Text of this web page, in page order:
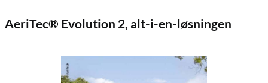
AeriTec® Evolution 2, alt-i-en-løsningen